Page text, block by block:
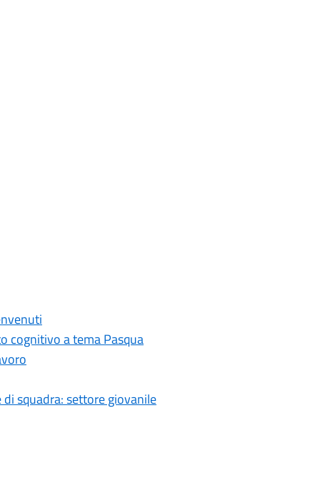
cognitivo a tema Pasqua
squadra: settore giovanile